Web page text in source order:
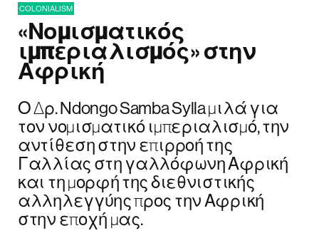
COLONIALISM
«Νομισματικός
ιμπεριαλισμός» στην
Αφρική
Ο Δρ. Ndongo Samba Sylla μιλά για
τον νομισματικό ιμπεριαλισμό, την
αντίθεση στην επιρροή της
Γαλλίας στη γαλλόφωνη Αφρική
και τη μορφή της διεθνιστικής
αλληλεγγύης προς την Αφρική
στην εποχή μας.